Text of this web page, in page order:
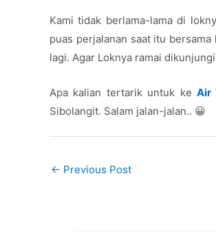
Kami tidak berlama-lama di
puas perjalanan saat itu
lagi. Agar Loknya ramai
Apa kalian tertarik untuk ke Air
Sibolangit. Salam jalan-jalan.. 😀
← Previous Post